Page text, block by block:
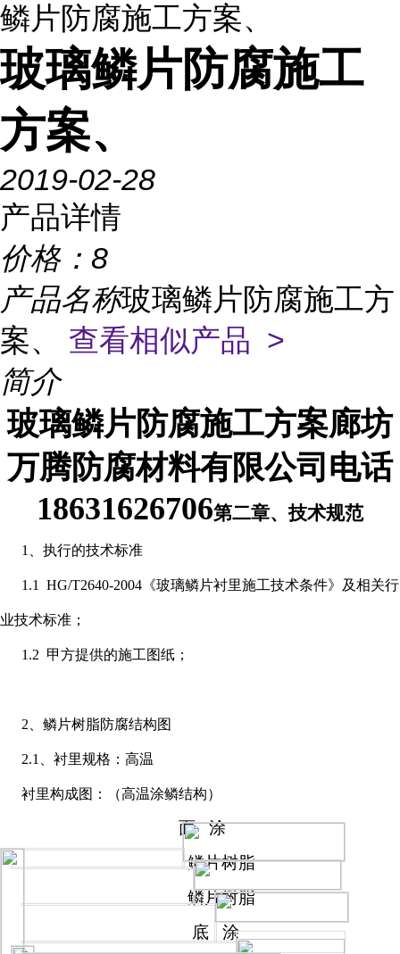
鳞片防腐施工方案、
玻璃鳞片防腐施工
方案、
2019-02-28
产品详情
价格： 8
产品名称玻璃鳞片防腐施工方
案、 查看相似产品 >
简介
玻璃鳞片防腐施工方案廊坊
万腾防腐材料有限公司电话
18631626706第二章、技术规范
1、执行的技术标准
1.1 HG/T2640-2004《玻璃鳞片衬里施工技术条件》及相关行
业技术标准；
1.2 甲方提供的施工图纸；
2、鳞片树脂防腐结构图
2.1、衬里规格：高温
衬里构成图：（高温涂鳞结构）
面
涂
鳞片树脂
鳞片树脂
底
涂